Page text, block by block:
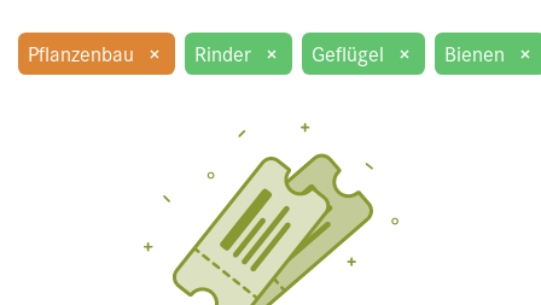
Pflanzenbau × Rinder × Geflügel × Bienen ×